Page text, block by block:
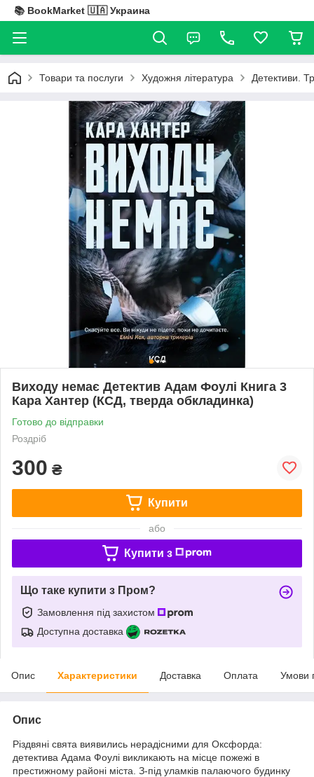
📚 BookMarket 🇺🇦 Украина
Товари та послуги Художня література Детективи.
Виходу немає Детектив Адам Фоулі Книга 3
Кара Хантер (КСД, тверда обкладинка)
Готово до відправки
Роздріб
300 ₴
Купити
або
Купити з
Що таке купити з Пром?
Замовлення під захистом
Доступна доставка
Опис Характеристики Доставка Оплата Умови
Опис
Різдвяні свята виявились нерадісними для Оксфорда:
детектива Адама Фоулі викликають на місце пожежі в
престижному районі міста. З-під уламків палаючого будинку